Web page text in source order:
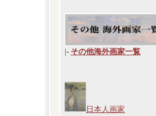
|- その他海外画家一覧
日本人画家